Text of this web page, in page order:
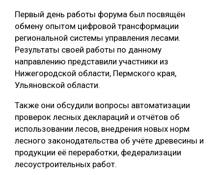
Первый день работы форума был посвящён
обмену опытом цифровой трансформации
региональной системы управления лесами.
Результаты своей работы по данному
направлению представили участники из
Нижегородской области, Пермского края,
Ульяновской области.
Также они обсудили вопросы автоматизации
проверок лесных деклараций и отчётов об
использовании лесов, внедрения новых норм
лесного законодательства об учёте древесины и
продукции её переработки, федерализации
лесоустроительных работ.